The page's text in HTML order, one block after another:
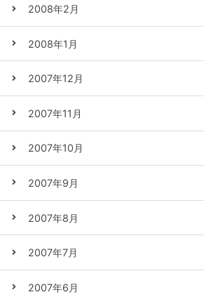
2008年2月
2008年1月
2007年12月
2007年11月
2007年10月
2007年9月
2007年8月
2007年7月
2007年6月